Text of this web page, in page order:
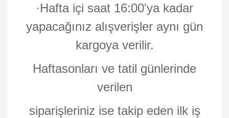
·Hafta içi saat 16:00'ya kadar
yapacağınız alışverişler aynı gün
kargoya verilir.
Haftasonları ve tatil günlerinde
verilen
siparişleriniz ise takip eden ilk iş